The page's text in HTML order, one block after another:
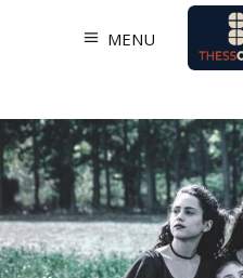
MENU